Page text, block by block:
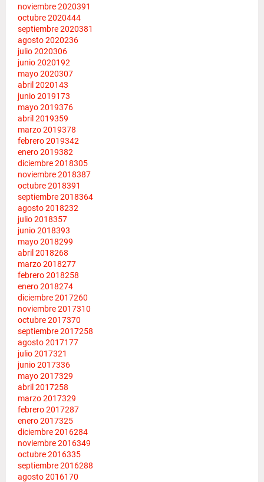
noviembre 2020391
octubre 2020444
septiembre 2020381
agosto 2020236
julio 2020306
junio 2020192
mayo 2020307
abril 2020143
junio 2019173
mayo 2019376
abril 2019359
marzo 2019378
febrero 2019342
enero 2019382
diciembre 2018305
noviembre 2018387
octubre 2018391
septiembre 2018364
agosto 2018232
julio 2018357
junio 2018393
mayo 2018299
abril 2018268
marzo 2018277
febrero 2018258
enero 2018274
diciembre 2017260
noviembre 2017310
octubre 2017370
septiembre 2017258
agosto 2017177
julio 2017321
junio 2017336
mayo 2017329
abril 2017258
marzo 2017329
febrero 2017287
enero 2017325
diciembre 2016284
noviembre 2016349
octubre 2016335
septiembre 2016288
agosto 2016170